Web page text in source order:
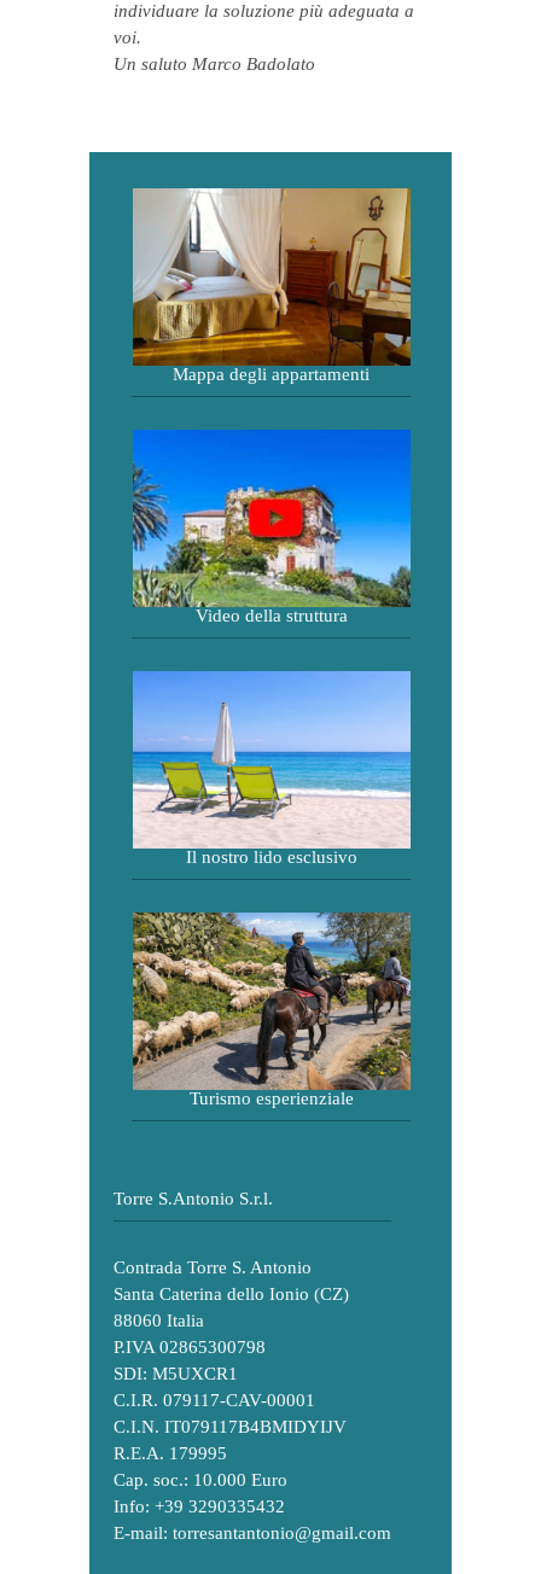
individuare la soluzione più adeguata a
voi.
Un saluto Marco Badolato
Mappa degli appartamenti
Video della struttura
Il nostro lido esclusivo
Turismo esperienziale
Torre S.Antonio S.r.l.
Contrada Torre S. Antonio
Santa Caterina dello Ionio (CZ)
88060 Italia
P.IVA 02865300798
SDI: M5UXCR1
C.I.R. 079117-CAV-00001
C.I.N. IT079117B4BMIDYIJV
R.E.A. 179995
Cap. soc.: 10.000 Euro
Info: +39 3290335432
E-mail: torresantantonio@gmail.com